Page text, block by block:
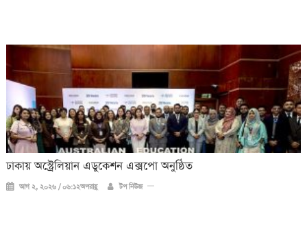
ঢাকায় অস্ট্রেলিয়ান এডুকেশন এক্সপো অনুষ্ঠিত
আগ ২, ২০২৬ / ০৬:১২অপরাহ্ণ টপ নিউজ